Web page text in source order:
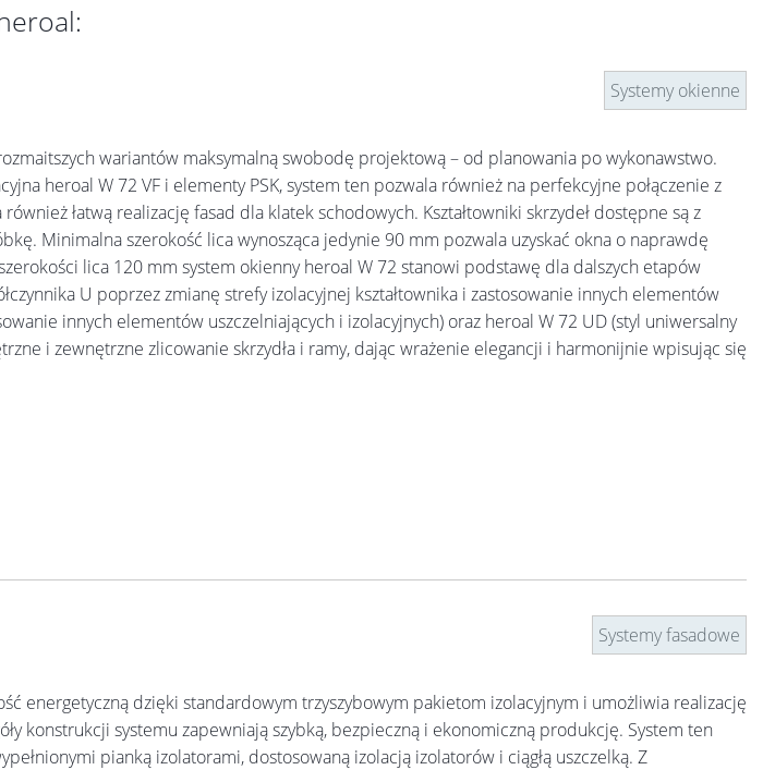
Systemy okienne
wariantów maksymalną swobodę projektową – od planowania po wykonawstwo.
heroal W 72 VF i elementy PSK, system ten pozwala również na perfekcyjne połączenie z
łatwą realizację fasad dla klatek schodowych. Kształtowniki skrzydeł dostępne są z
Minimalna szerokość lica wynosząca jedynie 90 mm pozwala uzyskać okna o naprawdę
lica 120 mm system okienny heroal W 72 stanowi podstawę dla dalszych etapów
U poprzez zmianę strefy izolacyjnej kształtownika i zastosowanie innych elementów
innych elementów uszczelniających i izolacyjnych) oraz heroal W 72 UD (styl uniwersalny
i zewnętrzne zlicowanie skrzydła i ramy, dając wrażenie elegancji i harmonijnie wpisując się
Systemy fasadowe
energetyczną dzięki standardowym trzyszybowym pakietom izolacyjnym i umożliwia realizację
konstrukcji systemu zapewniają szybką, bezpieczną i ekonomiczną produkcję. System ten
pianką izolatorami, dostosowaną izolacją izolatorów i ciągłą uszczelką. Z